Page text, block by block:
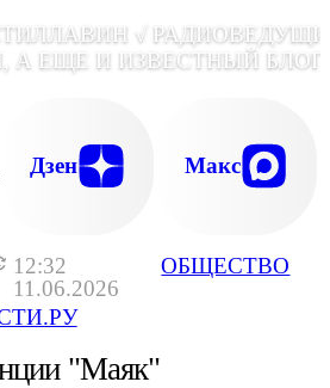
12:32
11.06.2026
ОБЩЕСТВО
√
А ЕЩЕ И ИЗВЕСТНЫЙ
Дзен Макс
"Маяк"